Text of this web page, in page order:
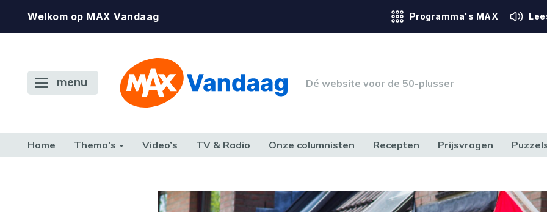
Welkom op MAX Vandaag Programma's MAX
menu Dé website voor de 50-plusser
Home Thema’s Video’s TV & Radio Onze columnisten Recepten Prijsvragen